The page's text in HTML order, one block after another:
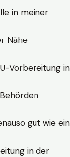
in meiner
Nähe
Vorbereitung in
gut wie ein
in der